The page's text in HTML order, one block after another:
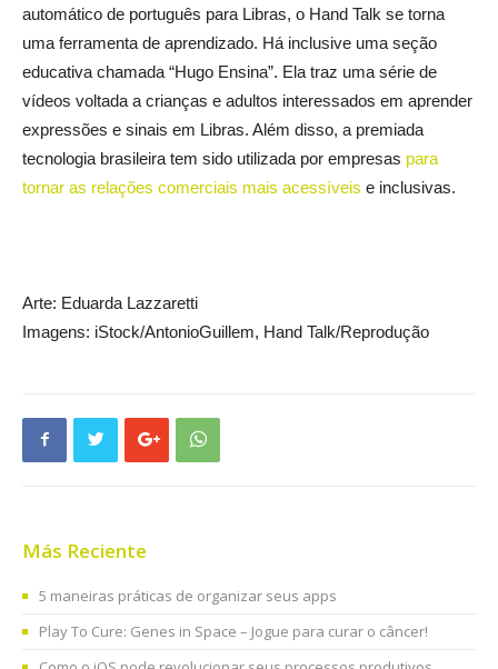
automático de português para Libras, o Hand Talk se torna
uma ferramenta de aprendizado. Há inclusive uma seção
educativa chamada “Hugo Ensina”. Ela traz uma série de
vídeos voltada a crianças e adultos interessados em aprender
expressões e sinais em Libras. Além disso, a premiada
tecnologia brasileira tem sido utilizada por empresas para
tornar as relações comerciais mais acessíveis e inclusivas.
Arte: Eduarda Lazzaretti
Imagens: iStock/AntonioGuillem, Hand Talk/Reprodução
Más Reciente
5 maneiras práticas de organizar seus apps
Play To Cure: Genes in Space – Jogue para curar o câncer!